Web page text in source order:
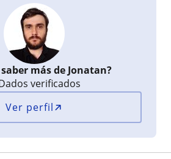
más de Jonatan?
verificados
Ver perfil